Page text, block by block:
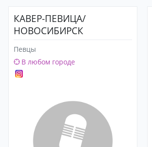
КАВЕР-ПЕВИЦА/
НОВОСИБИРСК
Певцы
В любом городе